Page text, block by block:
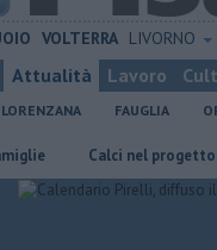
VOLTERRA LIVORNO
Attualità Lavoro
FAUGLIA
Calci nel progetto Ue per